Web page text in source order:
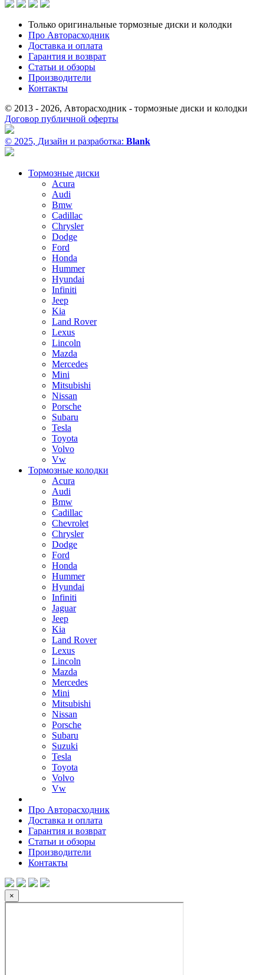
Только оригинальные тормозные диски и колодки
Про Авторасходник
Доставка и оплата
Гарантия и возврат
Статьи и обзоры
Производители
Контакты
© 2013 - 2026, Авторасходник - тормозные диски и колодки
Договор публичной оферты
© 2025, Дизайн и разработка: Blank
Тормозные диски
Acura
Audi
Bmw
Cadillac
Chrysler
Dodge
Ford
Honda
Hummer
Hyundai
Infiniti
Jeep
Kia
Land Rover
Lexus
Lincoln
Mazda
Mercedes
Mini
Mitsubishi
Nissan
Porsche
Subaru
Tesla
Toyota
Volvo
Vw
Тормозные колодки
Acura
Audi
Bmw
Cadillac
Chevrolet
Chrysler
Dodge
Ford
Honda
Hummer
Hyundai
Infiniti
Jaguar
Jeep
Kia
Land Rover
Lexus
Lincoln
Mazda
Mercedes
Mini
Mitsubishi
Nissan
Porsche
Subaru
Suzuki
Tesla
Toyota
Volvo
Vw
Про Авторасходник
Доставка и оплата
Гарантия и возврат
Статьи и обзоры
Производители
Контакты
×